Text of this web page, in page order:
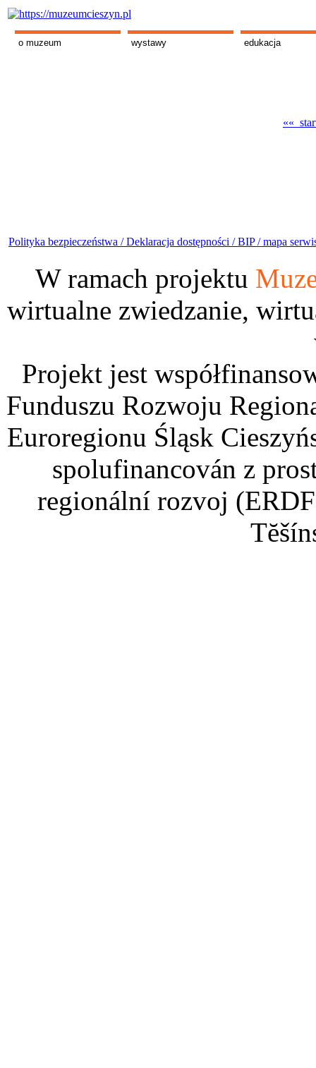
o muzeum wystawy edukacja
««
Polityka bezpieczeństwa /Deklaracja dostępności /BIP /mapa
W ramach projektu
wirtualne zwiedzanie,
Projekt jest
Funduszu Rozwoju
Euroregionu Śląsk
spolufinancován z
regionální rozvoj